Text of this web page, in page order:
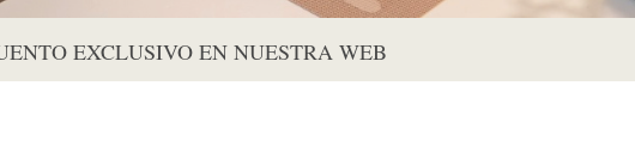
EXCLUSIVO EN NUESTRA WEB